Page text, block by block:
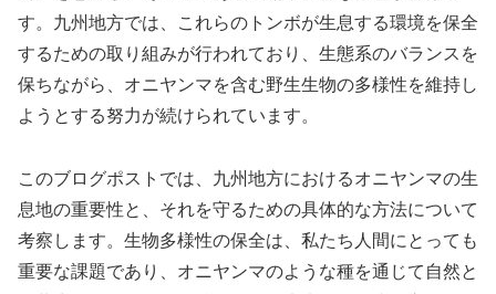
す。九州地方では、これらのトンボが生息する環境を保全
するための取り組みが行われており、生態系のバランスを
保ちながら、オニヤンマを含む野生生物の多様性を維持し
ようとする努力が続けられています。
このブログポストでは、九州地方におけるオニヤンマの生
息地の重要性と、それを守るための具体的な方法について
考察します。生物多様性の保全は、私たち人間にとっても
重要な課題であり、オニヤンマのような種を通じて自然と